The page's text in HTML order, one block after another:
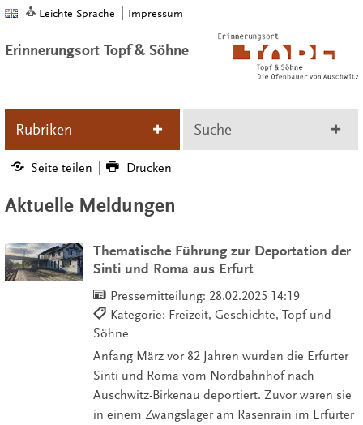
Leichte Sprache Impressum
Erinnerungsort Topf & Söhne
Rubriken Suche
Seite teilen Drucken
Aktuelle Meldungen
Thematische Führung zur Deportation der
Sinti und Roma aus Erfurt
Pressemitteilung: 28.02.2025 14:19
Kategorie: Freizeit, Geschichte, Topf und
Söhne
Anfang März vor 82 Jahren wurden die Erfurter
Sinti und Roma vom Nordbahnhof nach
Auschwitz-Birkenau deportiert. Zuvor waren sie
in einem Zwangslager am Rasenrain im Erfurter